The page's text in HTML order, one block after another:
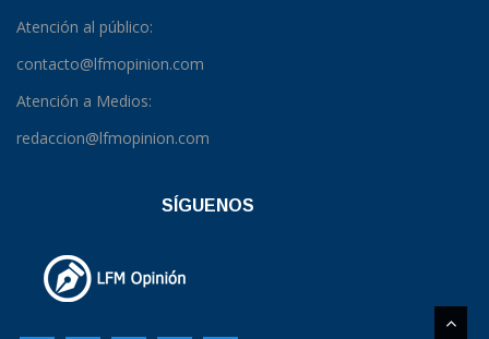
Atención al público:
contacto@lfmopinion.com
Atención a Medios:
redaccion@lfmopinion.com
SÍGUENOS